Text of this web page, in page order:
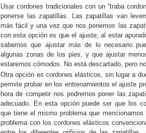
Usar cordones tradicionales con un “traba
ponerse las zapatillas. Las zapatillas van
más fácil y una vez que nos ponemos las
con esta opción es que el ajuste, al estar
sabemos que ajustar más de lo necesario
algunas zonas de los pies, y que ajustar
estaremos cómodos. No está descartado, pero
Otra opción es cordones elásticos, sin lugar a
permite probar en los entrenamientos el ajuste
hora de competir nos podremos poner las
adecuado. En esta opción puede ser que los
que tiene el mismo problema que
problema con los cordones elásticos